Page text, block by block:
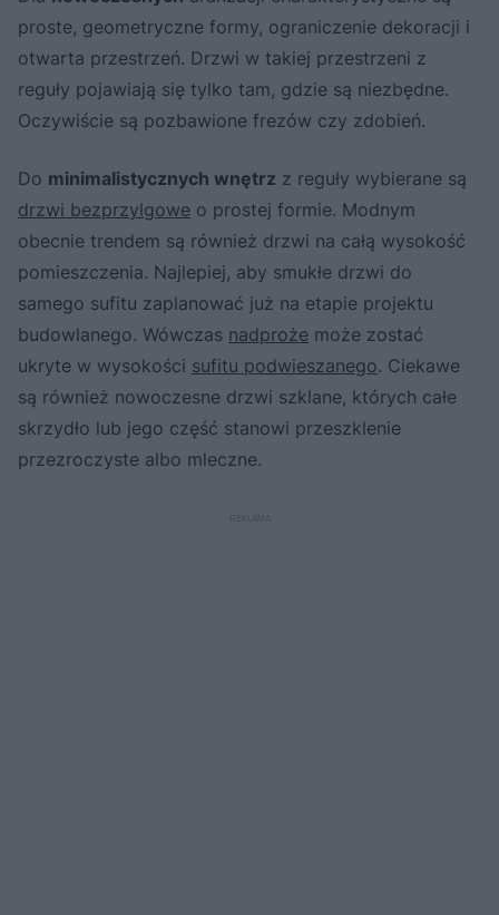
proste, geometryczne formy, ograniczenie dekoracji i
otwarta przestrzeń. Drzwi w takiej przestrzeni z
reguły pojawiają się tylko tam, gdzie są niezbędne.
Oczywiście są pozbawione frezów czy zdobień.
Do minimalistycznych wnętrz z reguły wybierane są
drzwi bezprzylgowe o prostej formie. Modnym
obecnie trendem są również drzwi na całą wysokość
pomieszczenia. Najlepiej, aby smukłe drzwi do
samego sufitu zaplanować już na etapie projektu
budowlanego. Wówczas nadproże może zostać
ukryte w wysokości sufitu podwieszanego. Ciekawe
są również nowoczesne drzwi szklane, których całe
skrzydło lub jego część stanowi przeszklenie
przezroczyste albo mleczne.